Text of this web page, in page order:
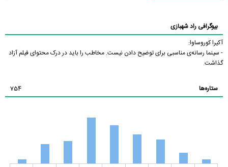
بیوگرافی راد شهبازی
آکیرا کوروساوا:
- سینما رسانه‌ی مناسبی برای توضیح دادن نیست. مخاطب را باید در درک محتوای فیلم آزاد
گذاشت.
ستاره‌ها 754